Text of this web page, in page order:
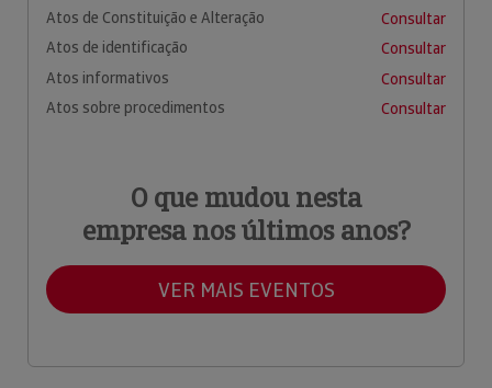
Atos de Constituição e Alteração
Consultar
Atos de identificação
Consultar
Atos informativos
Consultar
Atos sobre procedimentos
Consultar
O que mudou nesta
empresa nos últimos anos?
VER MAIS EVENTOS